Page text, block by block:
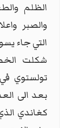
الظلم
والصبر
التي جاء
شكلت
تولستوي
بعد الى
كغاندي